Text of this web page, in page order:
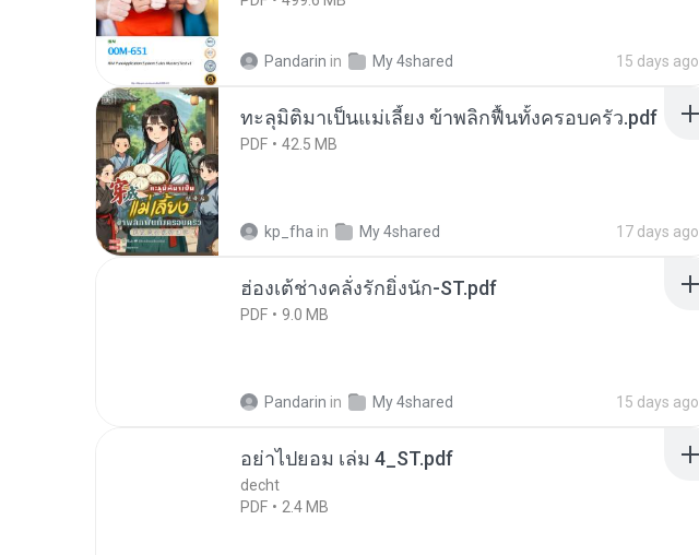
Pandarin in My 4shared 15 days ago
ทะลุมิติมาเป็นแม่เลี้ยง ข้าพลิกฟื้นทั้งครอบครัว.pdf
PDF 42.5 MB
kp_fha in My 4shared 17 days ago
ฮ่องเต้ช่างคลั่งรักยิ่งนัก-ST.pdf
PDF 9.0 MB
Pandarin in My 4shared 15 days ago
อย่าไปยอม เล่ม 4_ST.pdf
decht
PDF
2.4 MB